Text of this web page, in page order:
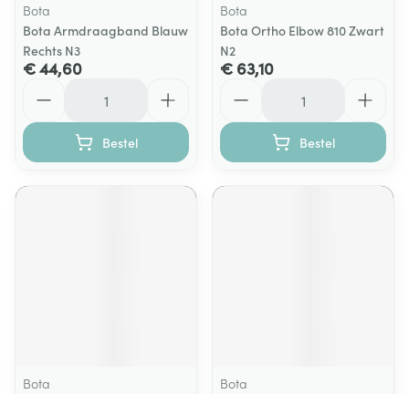
Bota
Bota Armdraagband Blauw
Rechts N3
€ 44,60
Bestel
Bota
Bota Ortho Elbow 810 Zwart
N2
€ 63,10
Bestel
Bota
Bota